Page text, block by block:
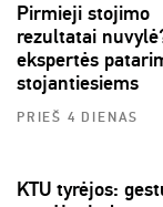
Pirmieji stojimo
rezultatai
ekspertės
stojantiesiems
PRIEŠ 4 DIENAS
KTU tyrėjos: